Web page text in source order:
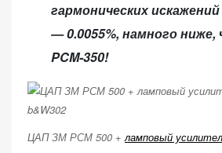
гармонических искажений
— 0.0055%, намного
PCM-350!
ЦАП ЗМ РСМ 500 + ламповый